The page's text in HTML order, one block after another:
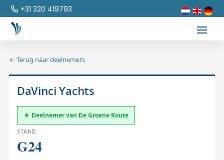
+31 320 419793
← Terug naar deelnemers
DaVinci Yachts
★ Deelnemer van De Groene Route
STAND
G24